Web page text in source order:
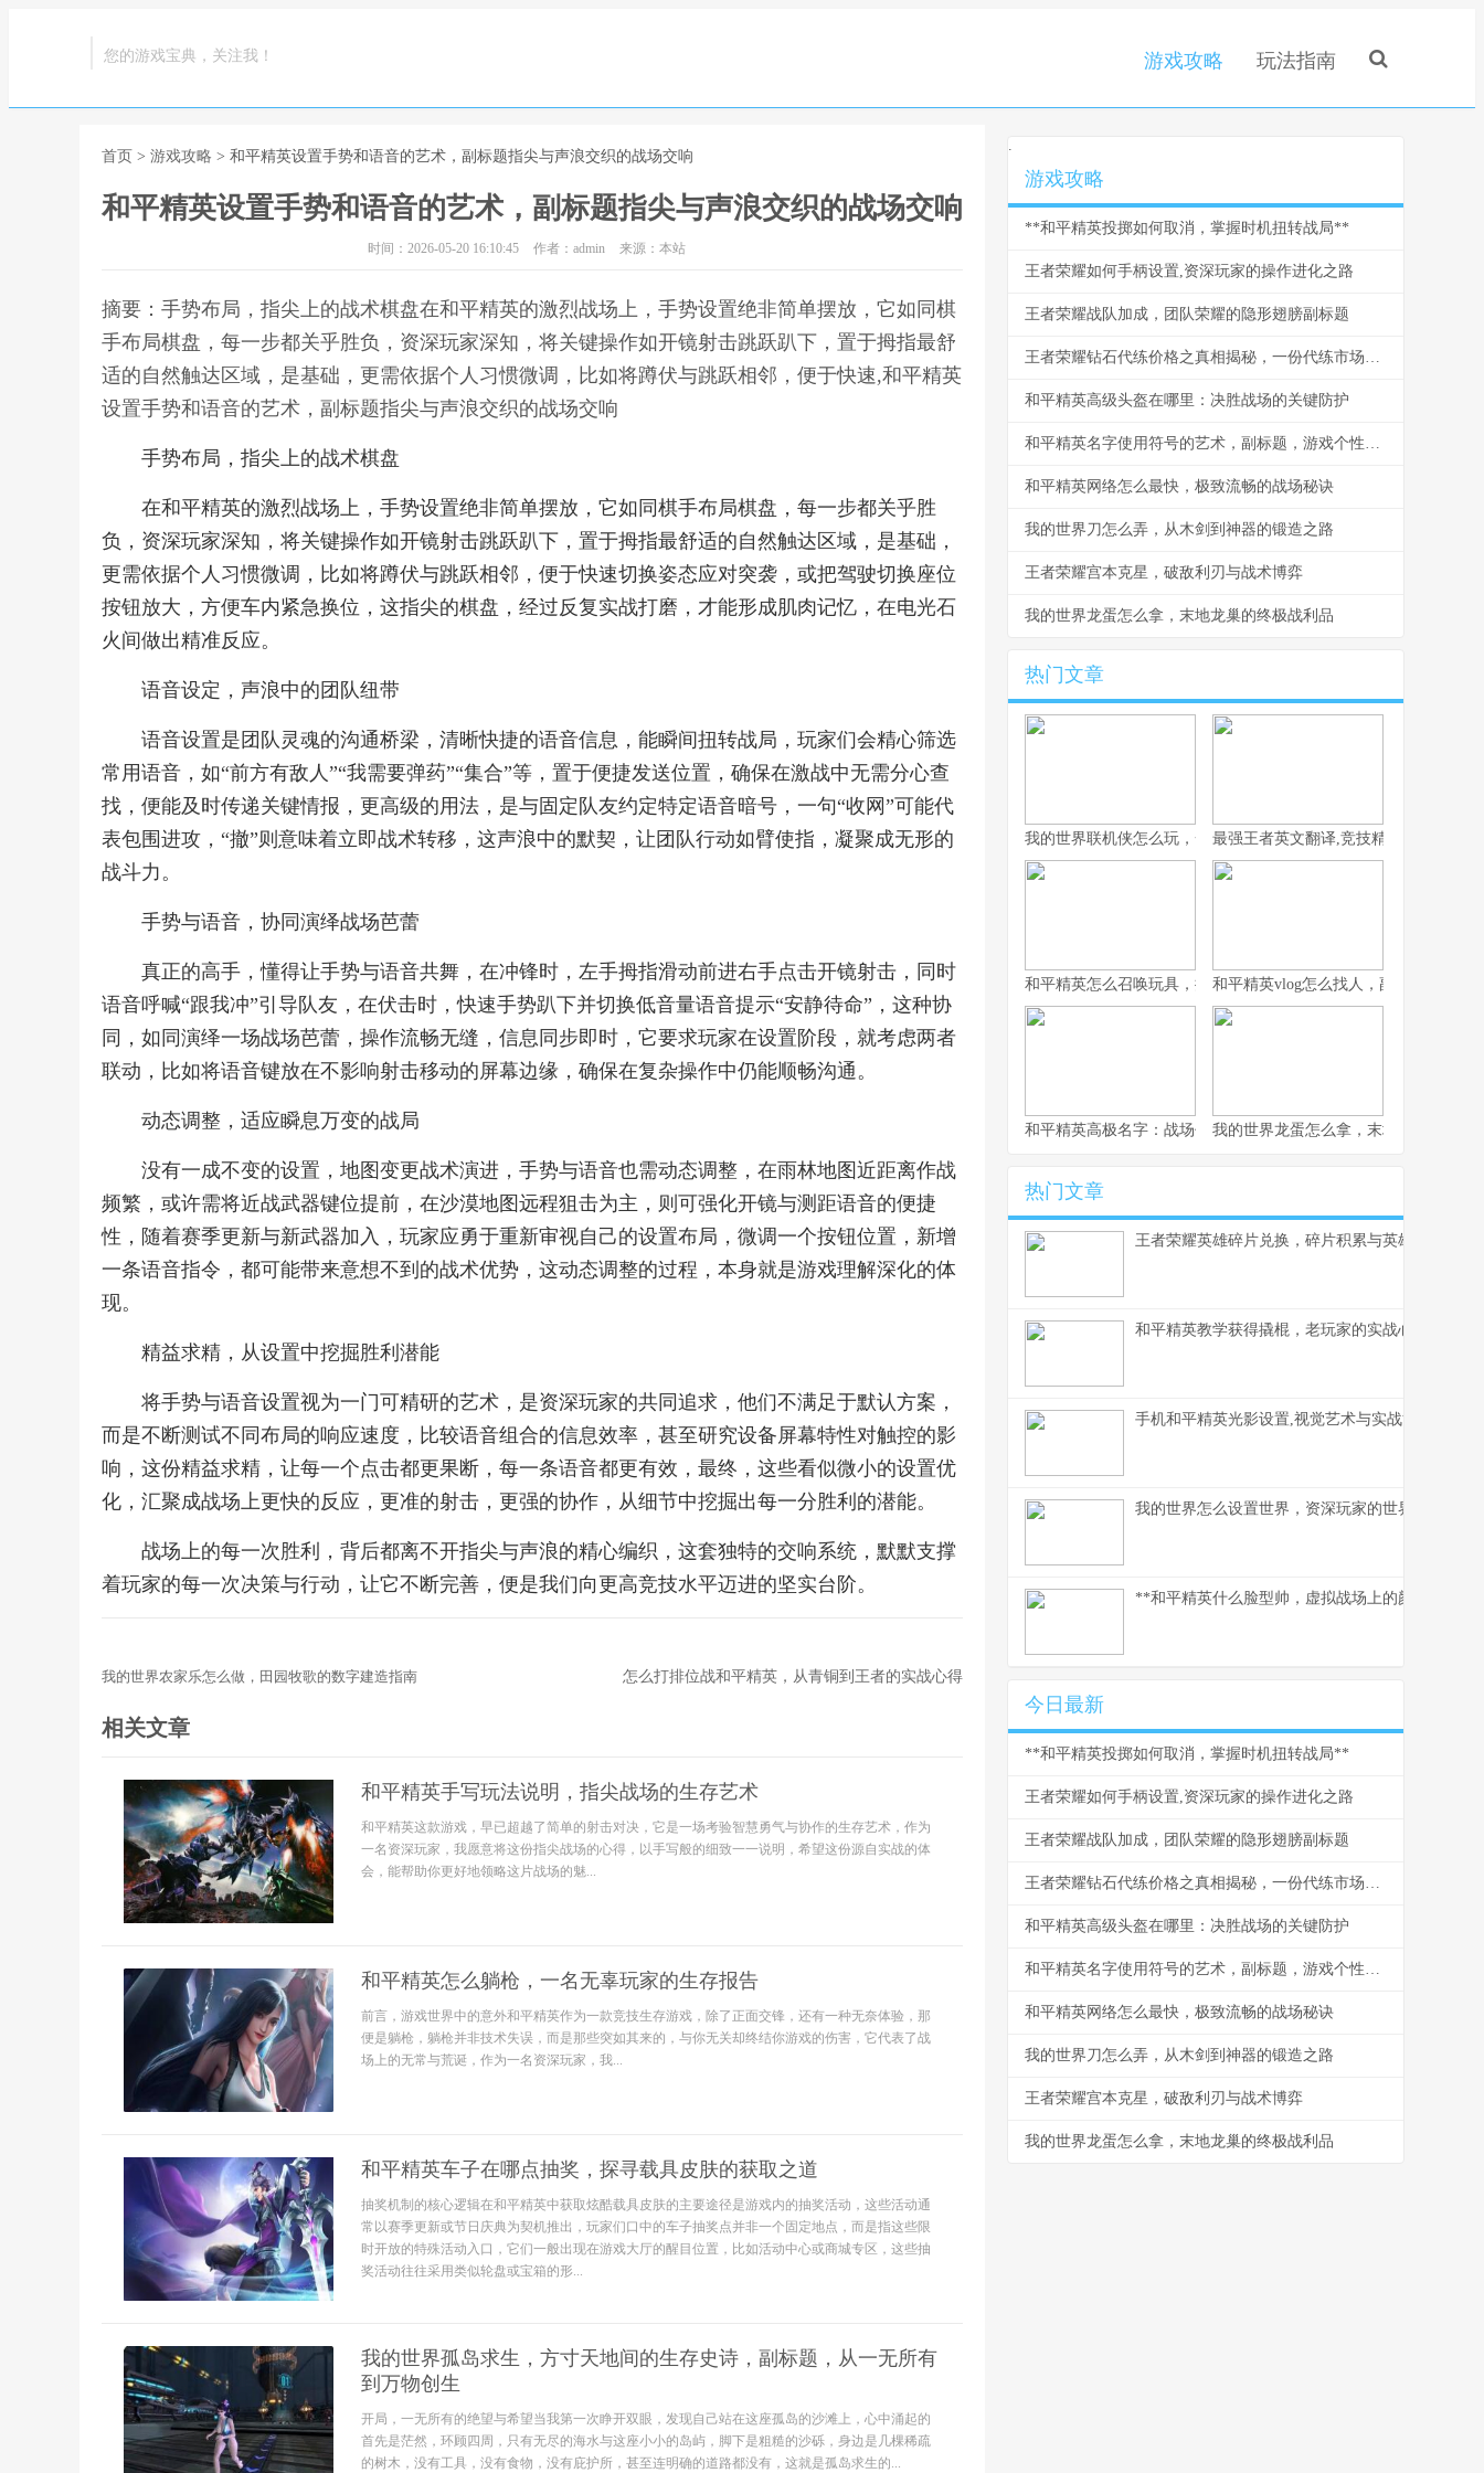
您的游戏宝典，关注我！ 游戏攻略 玩法指南
首页 > 游戏攻略 > 和平精英设置手势和语音的艺术，副标题指尖与声浪交织的战场交响
和平精英设置手势和语音的艺术，副标题指尖与声浪交织的战场交响
时间：2026-05-20 16:10:45 作者：admin 来源：本站
摘要：手势布局，指尖上的战术棋盘在和平精英的激烈战场上，手势设置绝非简单摆放，它如同棋
手布局棋盘，每一步都关乎胜负，资深玩家深知，将关键操作如开镜射击跳跃趴下，置于拇指最舒
适的自然触达区域，是基础，更需依据个人习惯微调，比如将蹲伏与跳跃相邻，便于快速,和平精英
设置手势和语音的艺术，副标题指尖与声浪交织的战场交响
手势布局，指尖上的战术棋盘
在和平精英的激烈战场上，手势设置绝非简单摆放，它如同棋手布局棋盘，每一步都关乎胜
负，资深玩家深知，将关键操作如开镜射击跳跃趴下，置于拇指最舒适的自然触达区域，是基础，
更需依据个人习惯微调，比如将蹲伏与跳跃相邻，便于快速切换姿态应对突袭，或把驾驶切换座位
按钮放大，方便车内紧急换位，这指尖的棋盘，经过反复实战打磨，才能形成肌肉记忆，在电光石
火间做出精准反应。
语音设定，声浪中的团队纽带
语音设置是团队灵魂的沟通桥梁，清晰快捷的语音信息，能瞬间扭转战局，玩家们会精心筛选
常用语音，如“前方有敌人”“我需要弹药”“集合”等，置于便捷发送位置，确保在激战中无需分心查
找，便能及时传递关键情报，更高级的用法，是与固定队友约定特定语音暗号，一句“收网”可能代
表包围进攻，“撤”则意味着立即战术转移，这声浪中的默契，让团队行动如臂使指，凝聚成无形的
战斗力。
手势与语音，协同演绎战场芭蕾
真正的高手，懂得让手势与语音共舞，在冲锋时，左手拇指滑动前进右手点击开镜射击，同时
语音呼喊“跟我冲”引导队友，在伏击时，快速手势趴下并切换低音量语音提示“安静待命”，这种协
同，如同演绎一场战场芭蕾，操作流畅无缝，信息同步即时，它要求玩家在设置阶段，就考虑两者
联动，比如将语音键放在不影响射击移动的屏幕边缘，确保在复杂操作中仍能顺畅沟通。
动态调整，适应瞬息万变的战局
没有一成不变的设置，地图变更战术演进，手势与语音也需动态调整，在雨林地图近距离作战
频繁，或许需将近战武器键位提前，在沙漠地图远程狙击为主，则可强化开镜与测距语音的便捷
性，随着赛季更新与新武器加入，玩家应勇于重新审视自己的设置布局，微调一个按钮位置，新增
一条语音指令，都可能带来意想不到的战术优势，这动态调整的过程，本身就是游戏理解深化的体
现。
精益求精，从设置中挖掘胜利潜能
将手势与语音设置视为一门可精研的艺术，是资深玩家的共同追求，他们不满足于默认方案，
而是不断测试不同布局的响应速度，比较语音组合的信息效率，甚至研究设备屏幕特性对触控的影
响，这份精益求精，让每一个点击都更果断，每一条语音都更有效，最终，这些看似微小的设置优
化，汇聚成战场上更快的反应，更准的射击，更强的协作，从细节中挖掘出每一分胜利的潜能。
战场上的每一次胜利，背后都离不开指尖与声浪的精心编织，这套独特的交响系统，默默支撑
着玩家的每一次决策与行动，让它不断完善，便是我们向更高竞技水平迈进的坚实台阶。
我的世界农家乐怎么做，田园牧歌的数字建造指南 怎么打排位战和平精英，从青铜到王者的实战心得
相关文章
和平精英手写玩法说明，指尖战场的生存艺术
和平精英这款游戏，早已超越了简单的射击对决，它是一场考验智慧勇气与协作的生存艺术，作为
一名资深玩家，我愿意将这份指尖战场的心得，以手写般的细致一一说明，希望这份源自实战的体
会，能帮助你更好地领略这片战场的魅...
和平精英怎么躺枪，一名无辜玩家的生存报告
前言，游戏世界中的意外和平精英作为一款竞技生存游戏，除了正面交锋，还有一种无奈体验，那
便是躺枪，躺枪并非技术失误，而是那些突如其来的，与你无关却终结你游戏的伤害，它代表了战
场上的无常与荒诞，作为一名资深玩家，我...
和平精英车子在哪点抽奖，探寻载具皮肤的获取之道
抽奖机制的核心逻辑在和平精英中获取炫酷载具皮肤的主要途径是游戏内的抽奖活动，这些活动通
常以赛季更新或节日庆典为契机推出，玩家们口中的车子抽奖点并非一个固定地点，而是指这些限
时开放的特殊活动入口，它们一般出现在游戏大厅的醒目位置，比如活动中心或商城专区，这些抽
奖活动往往采用类似轮盘或宝箱的形...
我的世界孤岛求生，方寸天地间的生存史诗，副标题，从一无所有
到万物创生
开局，一无所有的绝望与希望当我第一次睁开双眼，发现自己站在这座孤岛的沙滩上，心中涌起的
首先是茫然，环顾四周，只有无尽的海水与这座小小的岛屿，脚下是粗糙的沙砾，身边是几棵稀疏
的树木，没有工具，没有食物，没有庇护所，甚至连明确的道路都没有，这就是孤岛求生的...
.
游戏攻略
**和平精英投掷如何取消，掌握时机扭转战局**
王者荣耀如何手柄设置,资深玩家的操作进化之路
王者荣耀战队加成，团队荣耀的隐形翅膀副标题
王者荣耀钻石代练价格之真相揭秘，一份代练市场的深度剖析
和平精英高级头盔在哪里：决胜战场的关键防护
和平精英名字使用符号的艺术，副标题，游戏个性的视觉密码
和平精英网络怎么最快，极致流畅的战场秘诀
我的世界刀怎么弄，从木剑到神器的锻造之路
王者荣耀宫本克星，破敌利刃与战术博弈
我的世界龙蛋怎么拿，末地龙巢的终极战利品
热门文章
我的世界联机侠怎么玩，一份资深玩家的联机生存指南
最强王者英文翻译,竞技精神的语言跨越
和平精英怎么召唤玩具，揭秘战场趣味彩蛋之旅
和平精英vlog怎么找人，副标题，从迷
和平精英高极名字：战场代号的艺术与力量我的世界龙蛋怎么拿，末地龙巢的终极
热门文章
王者荣耀英雄碎片兑换，碎片积累与英雄解锁之道
和平精英教学获得撬棍，老玩家的实战心得
手机和平精英光影设置,视觉艺术与实战博弈的微妙
我的世界怎么设置世界，资深玩家的世界塑造指南
**和平精英什么脸型帅，虚拟战场上的颜值与气场
今日最新
**和平精英投掷如何取消，掌握时机扭转战局**
王者荣耀如何手柄设置,资深玩家的操作进化之路
王者荣耀战队加成，团队荣耀的隐形翅膀副标题
王者荣耀钻石代练价格之真相揭秘，一份代练市场的深度剖析
和平精英高级头盔在哪里：决胜战场的关键防护
和平精英名字使用符号的艺术，副标题，游戏个性的视觉密码
和平精英网络怎么最快，极致流畅的战场秘诀
我的世界刀怎么弄，从木剑到神器的锻造之路
王者荣耀宫本克星，破敌利刃与战术博弈
我的世界龙蛋怎么拿，末地龙巢的终极战利品